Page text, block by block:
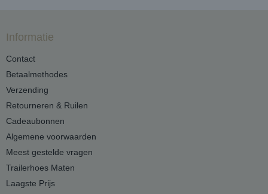
Informatie
Contact
Betaalmethodes
Verzending
Retourneren & Ruilen
Cadeaubonnen
Algemene voorwaarden
Meest gestelde vragen
Trailerhoes Maten
Laagste Prijs